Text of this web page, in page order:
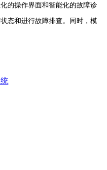
操作界面和智能化的故障诊
态和进行故障排查。同时，模